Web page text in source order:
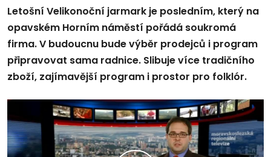
Letošní Velikonoční jarmark je posledním, který na
opavském Horním náměstí pořádá soukromá
firma. V budoucnu bude výběr prodejců i program
připravovat sama radnice. Slibuje více tradičního
zboží, zajímavější program i prostor pro folklór.